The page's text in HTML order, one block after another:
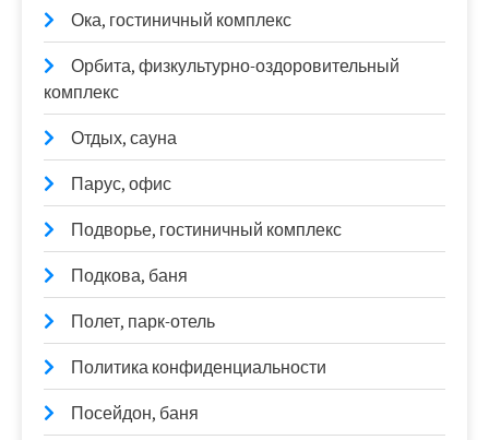
Ока, гостиничный комплекс
Орбита, физкультурно-оздоровительный
комплекс
Отдых, сауна
Парус, офис
Подворье, гостиничный комплекс
Подкова, баня
Полет, парк-отель
Политика конфиденциальности
Посейдон, баня